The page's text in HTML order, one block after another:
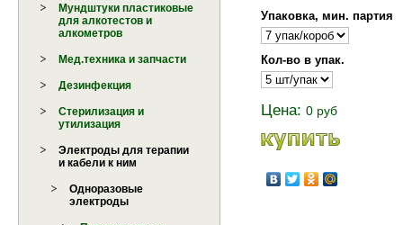
Мундштуки пластиковые
для алкотестов и
алкометров
Мед.техника и запчасти
Дезинфекция
Стерилизация и
утилизация
Электроды для терапии
и кабели к ним
Одноразовые
электроды
Упаковка, мин. партия
Кол-во в упак.
Цена: 0 руб